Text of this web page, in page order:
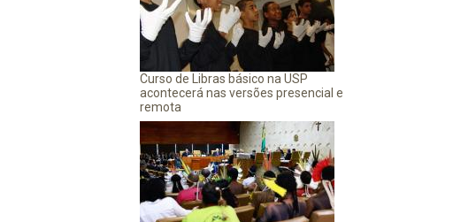
Curso de Libras básico na USP
acontecerá nas versões presencial e
remota